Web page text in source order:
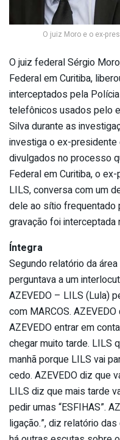
O juiz Moro e o ex-
O juiz federal Sérgio
Federal em Curitiba,
interceptados pela
telefônicos usados pelo
Silva durante as
investiga o ex-
divulgados no processo
Federal em Curitiba, o
LILS, conversa com um
dele ao sítio frequentado
gravação foi
Íntegra
Segundo relatório da
perguntava a um
AZEVEDO – LILS (Lula)
com MARCOS.
AZEVEDO entrar em
chegar muito tarde. LILS
manhã porque LILS vai
cedo. AZEVEDO diz que
LILS diz que mais tarde
pedir umas “ESFIHAS”.
ligação.”, diz relatório